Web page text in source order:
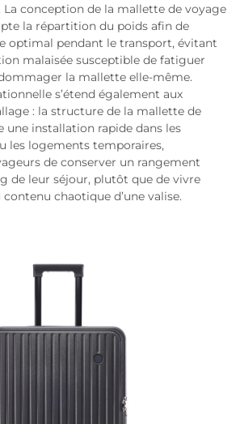
conception de la mallette de voyage
la répartition du poids afin de
optimal pendant le transport, évitant
malaisée susceptible de fatiguer
la mallette elle-même.
s’étend également aux
: la structure de la mallette de
installation rapide dans les
les logements temporaires,
de conserver un rangement
de leur séjour, plutôt que de vivre
chaotique d’une valise.